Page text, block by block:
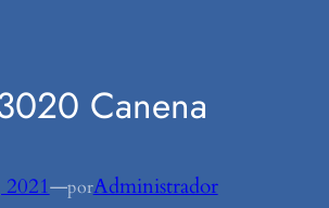
Canena
—porAdministrador